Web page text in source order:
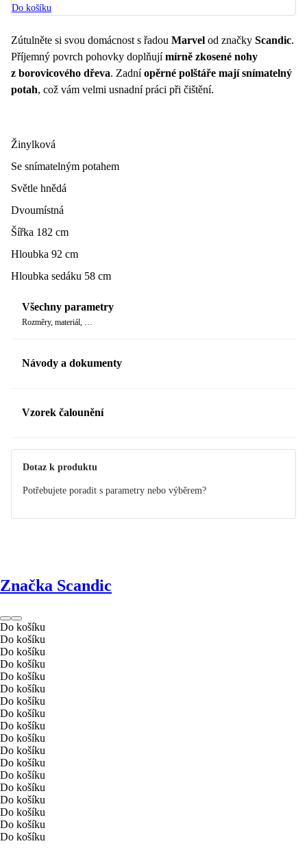
Do košíku
Zútulněte si svou domácnost s řadou Marvel od značky Scandic.
Příjemný povrch pohovky doplňujímírně zkosené nohy
z borovicového dřeva. Zadníopěrné polštáře mají snímatelný
potah, což vám velmi usnadní práci při čištění.
Žinylková
Se snímatelným potahem
Světle hnědá
Dvoumístná
Šířka 182 cm
Hloubka 92 cm
Hloubka sedáku 58 cm
Všechny parametry
Rozměry, materiál, …
Návody a dokumenty
Vzorek čalounění
Vzorek čalounění SCANDIC Alis 5/1
Objednejte si vzorek až domů.
NOVÉ
Dotaz k produktu
Potřebujete poradit s parametry nebo výběrem?
Značka Scandic
Do košíku
Do košíku
Do košíku
Do košíku
Do košíku
Do košíku
Do košíku
Do košíku
Do košíku
Do košíku
Do košíku
Do košíku
Do košíku
Do košíku
Do košíku
Do košíku
Do košíku
Do košíku